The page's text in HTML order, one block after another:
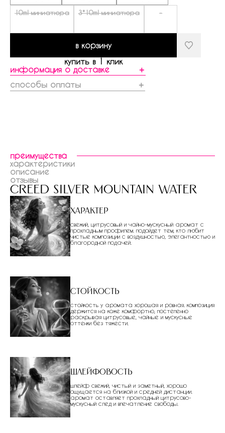
10ml миниатюра 3*10ml миниатюра -
в корзину
купить в 1 клик
информация о доставке
＋
способы оплаты
＋
преимущества
характеристики
описание
отзывы
creed silver mountain water
Характер
свежий, цитрусовый и чайно-мускусный аромат с
прохладным профилем. подойдет тем, кто любит
чистые композиции с воздушностью, элегантностью и
благородной подачей.
Стойкость
стойкость у аромата хорошая и ровная. композиция
держится на коже комфортно, постепенно
раскрывая цитрусовые, чайные и мускусные
оттенки без тяжести.
Шлейфовость
шлейф свежий, чистый и заметный, хорошо
ощущается на близкой и средней дистанции.
аромат оставляет прохладный цитрусово-
мускусный след и впечатление свободы.